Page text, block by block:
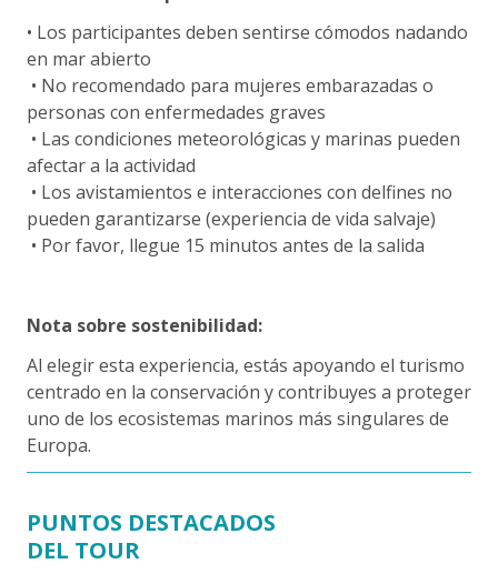
• Los participantes deben sentirse cómodos nadando
en mar abierto
• No recomendado para mujeres embarazadas o
personas con enfermedades graves
• Las condiciones meteorológicas y marinas pueden
afectar a la actividad
• Los avistamientos e interacciones con delfines no
pueden garantizarse (experiencia de vida salvaje)
• Por favor, llegue 15 minutos antes de la salida
Nota sobre sostenibilidad:
Al elegir esta experiencia, estás apoyando el turismo
centrado en la conservación y contribuyes a proteger
uno de los ecosistemas marinos más singulares de
Europa.
PUNTOS DESTACADOS
DEL TOUR